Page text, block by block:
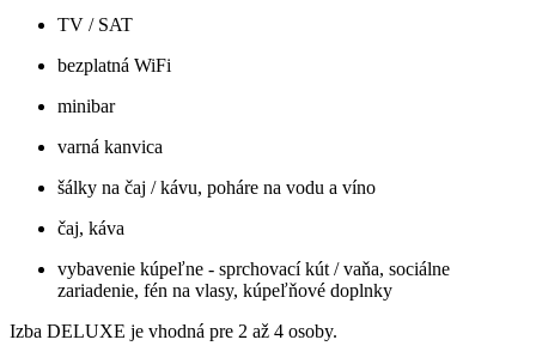
TV / SAT
bezplatná WiFi
minibar
varná kanvica
šálky na čaj / kávu, poháre na vodu a víno
čaj, káva
vybavenie kúpeľne - sprchovací kút / vaňa, sociálne
zariadenie, fén na vlasy, kúpeľňové doplnky
Izba DELUXE je vhodná pre 2 až 4 osoby.